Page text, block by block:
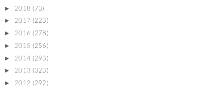
► 2018 (73)
► 2017 (223)
► 2016 (278)
► 2015 (256)
► 2014 (293)
► 2013 (323)
► 2012 (292)